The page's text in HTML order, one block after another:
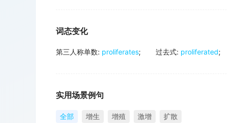
词态变化
第三人称单数: proliferates; 过去式: proliferated;
实用场景例句
全部 增生 增殖 激增 扩散